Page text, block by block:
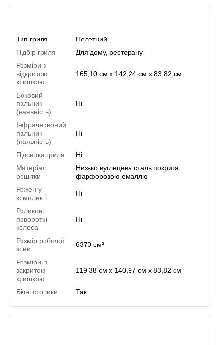
Тип гриля
Пелетний
Підбір гриля
Для дому, ресторану
Розміри з
відкритою
кришкою
165,10 см x 142,24 см x 83,82 см
Боковий
пальник
(наявність)
Ні
Інфрачервоний
пальник
(наявність)
Ні
Підсвітка гриля
Ні
Матеріал
решітки
Низько вуглецева сталь покрита
фарфоровою емаллю
Рожен у
комплекті
Ні
Роликові
поворотні
колеса
Ні
Розмір робочої
зони
6370 см²
Розміри із
закритою
кришкою
119,38 см x 140,97 см x 83,82 см
Бічні столики Так